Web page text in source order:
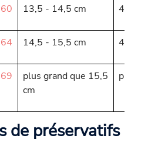
13,5 - 14,5 cm 4,3 -
14,5 - 15,5 cm 4,62 -
plus grand que 15,5
cm
plus
de préservatifs